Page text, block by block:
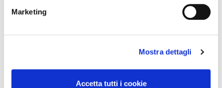
Marketing
Mostra dettagli
Accetta tutti i cookie
spazio, più assortimento, più servizi
Centro Cash celebra 20 anni